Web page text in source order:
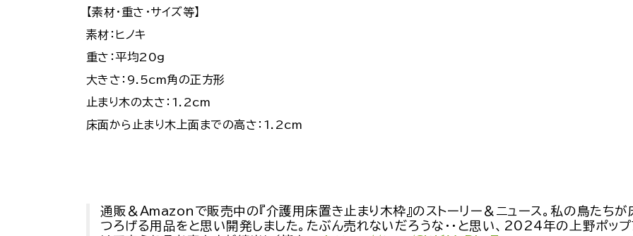
【素材・重さ・サイズ等】
素材：ヒノキ
重さ：平均20g
大きさ：9.5cm角の正方形
止まり木の太さ：1.2cm
床面から止まり木上面までの高さ：1.2cm
通販＆Amazonで販売中の『介護用床置き止まり木枠』のストーリー＆ニュース。私の鳥たちが
つろげる用品をと思い開発しました。たぶん売れないだろうな・・と思い、2024年の上野ポップ